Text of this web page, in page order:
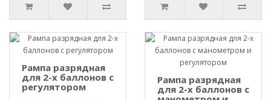
Рампа разрядная
для 2-х баллонов с
регулятором
Рампа разрядная
для 2-х баллонов с